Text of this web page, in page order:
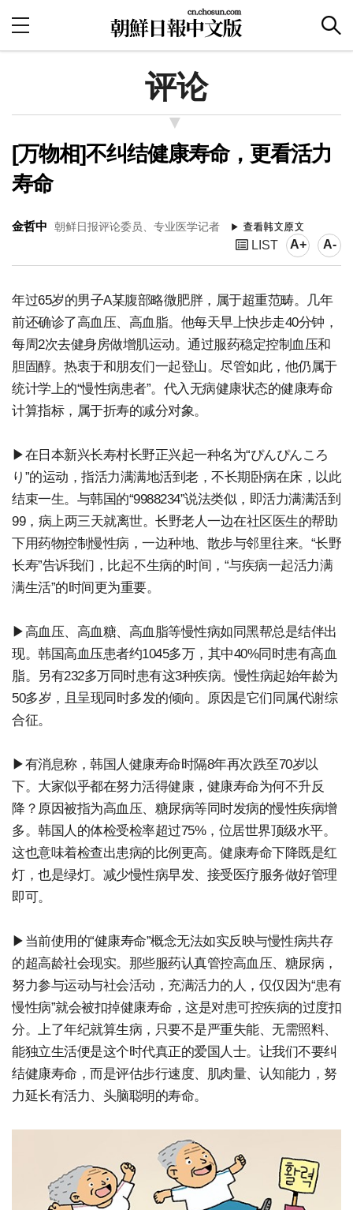
评论
[万物相]不纠结健康寿命，更看活力
寿命
金哲中 朝鲜日报评论委员、专业医学记者
LIST A+ A-
年过65岁的男子A某腹部略微肥胖，属于超重范畴。几年
前还确诊了高血压、高血脂。他每天早上快步走40分钟，
每周2次去健身房做增肌运动。通过服药稳定控制血压和
胆固醇。热衷于和朋友们一起登山。尽管如此，他仍属于
统计学上的“慢性病患者”。代入无病健康状态的健康寿命
计算指标，属于折寿的减分对象。
▶在日本新兴长寿村长野正兴起一种名为“ぴんぴんころ
り”的运动，指活力满满地活到老，不长期卧病在床，以此
结束一生。与韩国的“9988234”说法类似，即活力满满活到
99，病上两三天就离世。长野老人一边在社区医生的帮助
下用药物控制慢性病，一边种地、散步与邻里往来。“长野
长寿”告诉我们，比起不生病的时间，“与疾病一起活力满
满生活”的时间更为重要。
▶高血压、高血糖、高血脂等慢性病如同黑帮总是结伴出
现。韩国高血压患者约1045多万，其中40%同时患有高血
脂。另有232多万同时患有这3种疾病。慢性病起始年龄为
50多岁，且呈现同时多发的倾向。原因是它们同属代谢综
合征。
▶有消息称，韩国人健康寿命时隔8年再次跌至70岁以
下。大家似乎都在努力活得健康，健康寿命为何不升反
降？原因被指为高血压、糖尿病等同时发病的慢性疾病增
多。韩国人的体检受检率超过75%，位居世界顶级水平。
这也意味着检查出患病的比例更高。健康寿命下降既是红
灯，也是绿灯。减少慢性病早发、接受医疗服务做好管理
即可。
▶当前使用的“健康寿命”概念无法如实反映与慢性病共存
的超高龄社会现实。那些服药认真管控高血压、糖尿病，
努力参与运动与社会活动，充满活力的人，仅仅因为“患有
慢性病”就会被扣掉健康寿命，这是对患可控疾病的过度扣
分。上了年纪就算生病，只要不是严重失能、无需照料、
能独立生活便是这个时代真正的爱国人士。让我们不要纠
结健康寿命，而是评估步行速度、肌肉量、认知能力，努
力延长有活力、头脑聪明的寿命。